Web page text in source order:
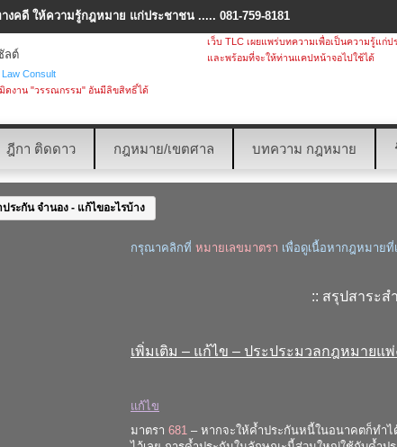
งคดี ให้ความรู้กฎหมาย แก่ประชาชน ..... 081-759-8181
เว็บ TLC เผยแพร่บทความเพื่อเป็นความรู้แก่ป
และพร้อมที่จะให้ท่านแคปหน้าจอไปใช้ได้
Consult
ดงาน "วรรณกรรม" อันมีลิขสิทธิ์ได้
ฎีกา ติดดาว กฎหมาย/เขตศาล บทความ กฎหมาย
ประกัน จำนอง - แก้ไขอะไรบ้าง
กรุณาคลิกที่ หมายเลขมาตรา เพื่อดูเนื้อหากฎหมายที่
:: สรุปสาระ
เพิ่มเติม – แก้ไข – ประประมวลกฎหมายแ
แก้ไข
มาตรา 681 – หากจะให้ค้ำประกันหนี้ในอนาคตก็ทำไ